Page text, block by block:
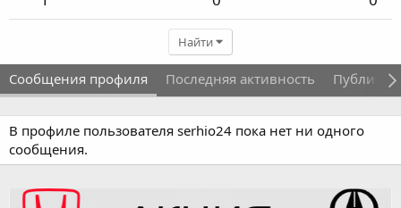
Найти
Сообщения профиля Последняя активность
В профиле пользователя serhio24 пока нет ни одного
сообщения.